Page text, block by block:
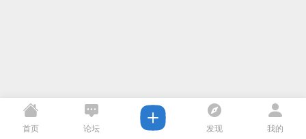
首页 论坛 发现 我的